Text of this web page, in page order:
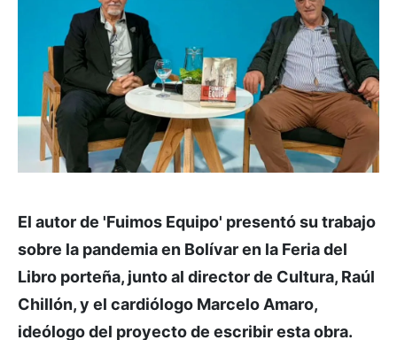
El autor de 'Fuimos Equipo' presentó su trabajo
sobre la pandemia en Bolívar en la Feria del
Libro porteña, junto al director de Cultura, Raúl
Chillón, y el cardiólogo Marcelo Amaro,
ideólogo del proyecto de escribir esta obra.